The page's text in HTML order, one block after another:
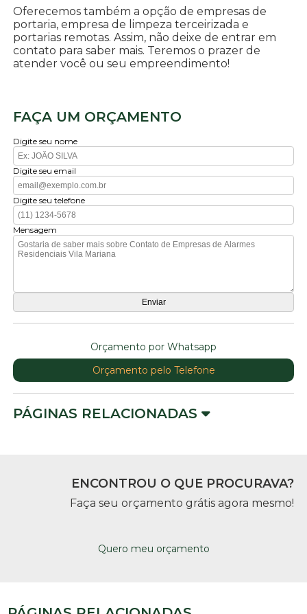
Oferecemos também a opção de empresas de
portaria, empresa de limpeza terceirizada e
portarias remotas. Assim, não deixe de entrar em
contato para saber mais. Teremos o prazer de
atender você ou seu empreendimento!
FAÇA UM ORÇAMENTO
Digite seu nome
Digite seu email
Digite seu telefone
Mensagem
Orçamento por Whatsapp
Orçamento pelo Telefone
PÁGINAS RELACIONADAS
ENCONTROU O QUE PROCURAVA?
Faça seu orçamento grátis agora mesmo!
Quero meu orçamento